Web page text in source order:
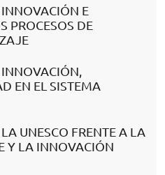
INNOVACIÓN E
PROCESOS DE
INNOVACIÓN,
EN EL SISTEMA
LA UNESCO FRENTE A LA
Y LA INNOVACIÓN